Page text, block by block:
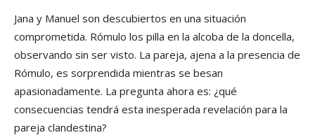
Jana y Manuel son descubiertos en una situación
comprometida. Rómulo los pilla en la alcoba de la doncella,
observando sin ser visto. La pareja, ajena a la presencia de
Rómulo, es sorprendida mientras se besan
apasionadamente. La pregunta ahora es: ¿qué
consecuencias tendrá esta inesperada revelación para la
pareja clandestina?